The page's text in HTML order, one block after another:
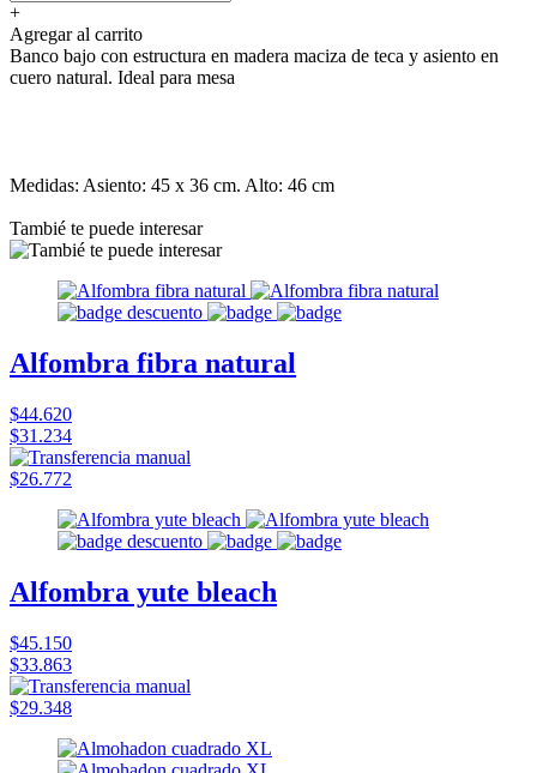
+
Agregar al carrito
Banco bajo con estructura en madera maciza de teca y asiento en
cuero natural. Ideal para mesa
Medidas: Asiento: 45 x 36 cm. Alto: 46 cm
Tambié te puede interesar
Alfombra fibra natural
$44.620
$31.234
$26.772
Alfombra yute bleach
$45.150
$33.863
$29.348